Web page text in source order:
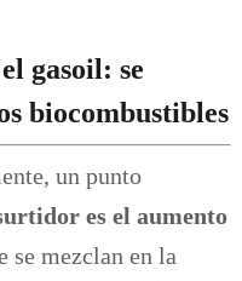
gasoil: se
biocombustibles
un punto
es el aumento
se mezclan en la